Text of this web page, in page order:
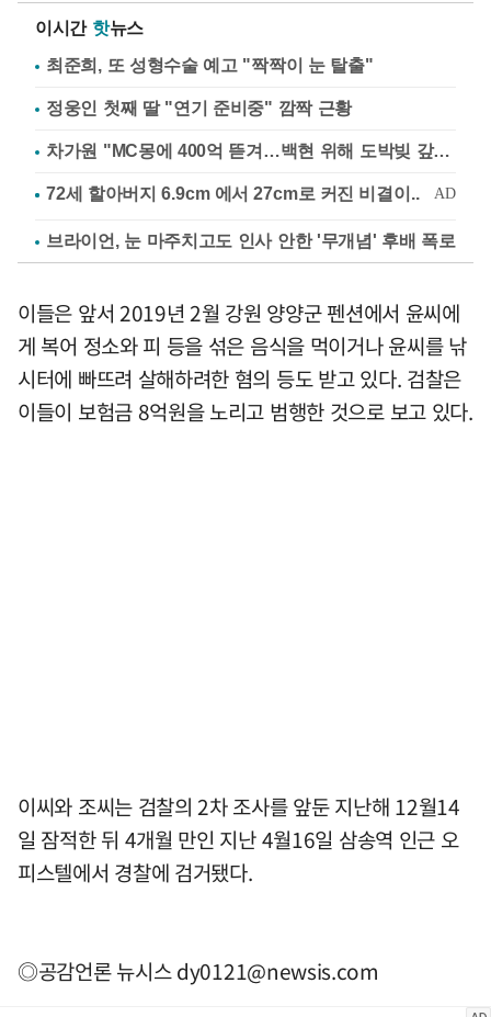
이시간 핫뉴스
최준희, 또 성형수술 예고 "짝짝이 눈 탈출"
정웅인 첫째 딸 "연기 준비중" 깜짝 근황
차가원 "MC몽에 400억 뜯겨…백현 위해 도박빚 갚아줘"
브라이언, 눈 마주치고도 인사 안한 '무개념' 후배 폭로
이들은 앞서 2019년 2월 강원 양양군 펜션에서 윤씨에
게 복어 정소와 피 등을 섞은 음식을 먹이거나 윤씨를 낚
시터에 빠뜨려 살해하려한 혐의 등도 받고 있다. 검찰은
이들이 보험금 8억원을 노리고 범행한 것으로 보고 있다.
이씨와 조씨는 검찰의 2차 조사를 앞둔 지난해 12월14
일 잠적한 뒤 4개월 만인 지난 4월16일 삼송역 인근 오
피스텔에서 경찰에 검거됐다.
◎공감언론 뉴시스dy0121@newsis.com